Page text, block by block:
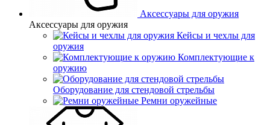
Аксессуары для оружия
Аксессуары для оружия
Кейсы и чехлы для
оружия
Комплектующие к
оружию
Оборудование для стендовой стрельбы
Ремни оружейные